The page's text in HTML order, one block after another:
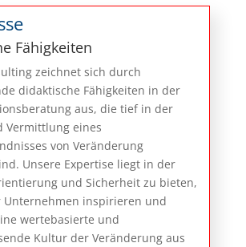
Fähigkeiten
zeichnet sich durch
didaktische Fähigkeiten in der
aus, die tief in der
Vermittlung eines
von Veränderung
Unsere Expertise liegt in der
und Sicherheit zu bieten,
inspirieren und
wertebasierte und
Kultur der Veränderung aus